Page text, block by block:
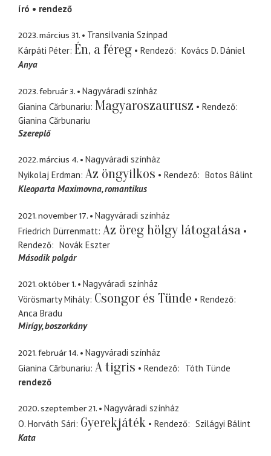
író
rendező
2023. március 31.
Transilvania Színpad
Kárpáti Péter Én, a féreg Rendező
Kovács D. Dániel
Anya
2023. február 3.
Nagyváradi színház
Gianina Cărbunariu Magyaroszaurusz
Rendező
Gianina Cărbunariu
Szereplő
2022. március 4.
Nagyváradi színház
Nyikolaj Erdman Az öngyilkos Rendező
Botos Bálint
Kleoparta Maximovna romantikus
2021. november 17.
Nagyváradi színház
Friedrich Dürrenmatt Az öreg hölgy látogatása
Rendező
Novák Eszter
Második polgár
2021. október 1.
Nagyváradi színház
Vörösmarty Mihály Csongor és Tünde
Rendező
Anca Bradu
Mirígy boszorkány
2021. február 14.
Nagyváradi színház
Gianina Cărbunariu A tigris Rendező
Tóth Tünde
rendező
2020. szeptember 21.
Nagyváradi színház
O. Horváth Sári Gyerekjáték Rendező
Szilágyi Bálint
Kata